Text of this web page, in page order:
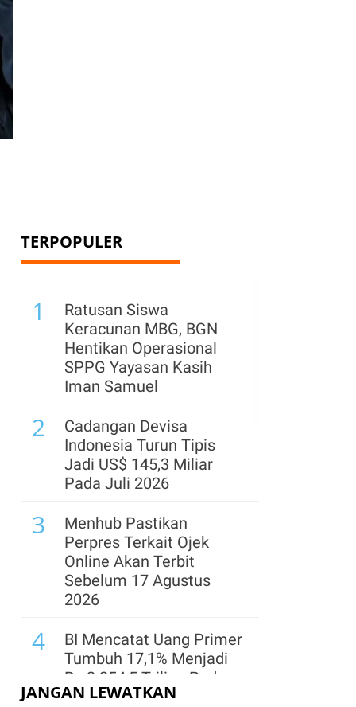
TERPOPULER
1
Ratusan Siswa
Keracunan MBG, BGN
Hentikan Operasional
SPPG Yayasan Kasih
Iman Samuel
2
Cadangan Devisa
Indonesia Turun Tipis
Jadi US$ 145,3 Miliar
Pada Juli 2026
3
Menhub Pastikan
Perpres Terkait Ojek
Online Akan Terbit
Sebelum 17 Agustus
2026
4
BI Mencatat Uang Primer
Tumbuh 17,1% Menjadi
Rp 2.254,5 Triliun Pada
Juli 2026
JANGAN LEWATKAN